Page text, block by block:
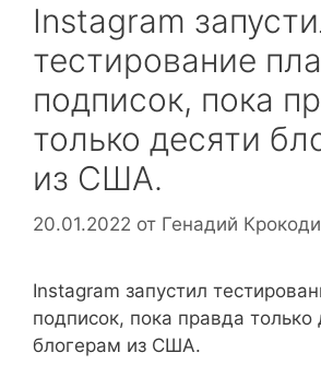
Instagram
тестирование
подписок, пока
только десяти
из США.
20.01.2022 от Генадий
Instagram запустил
подписок, пока правда только
блогерам из США.